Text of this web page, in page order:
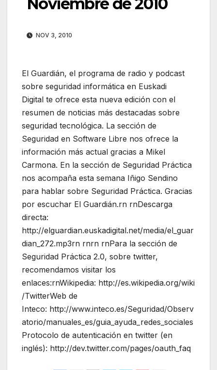
Noviembre de 2010
NOV 3, 2010
El Guardián, el programa de radio y podcast
sobre seguridad informática en Euskadi
Digital te ofrece esta nueva edición con el
resumen de noticias más destacadas sobre
seguridad tecnológica. La sección de
Seguridad en Software Libre nos ofrece la
información más actual gracias a Mikel
Carmona. En la sección de Seguridad Práctica
nos acompaña esta semana Iñigo Sendino
para hablar sobre Seguridad Práctica. Gracias
por escuchar El Guardián.rn rnDescarga
directa:
http://elguardian.euskadigital.net/media/el_guar
dian_272.mp3rn rnrn rnPara la sección de
Seguridad Práctica 2.0, sobre twitter,
recomendamos visitar los
enlaces:rnWikipedia: http://es.wikipedia.org/wiki
/TwitterWeb de
Inteco: http://www.inteco.es/Seguridad/Observ
atorio/manuales_es/guia_ayuda_redes_sociales
Protocolo de autenticación en twitter (en
inglés): http://dev.twitter.com/pages/oauth_faq